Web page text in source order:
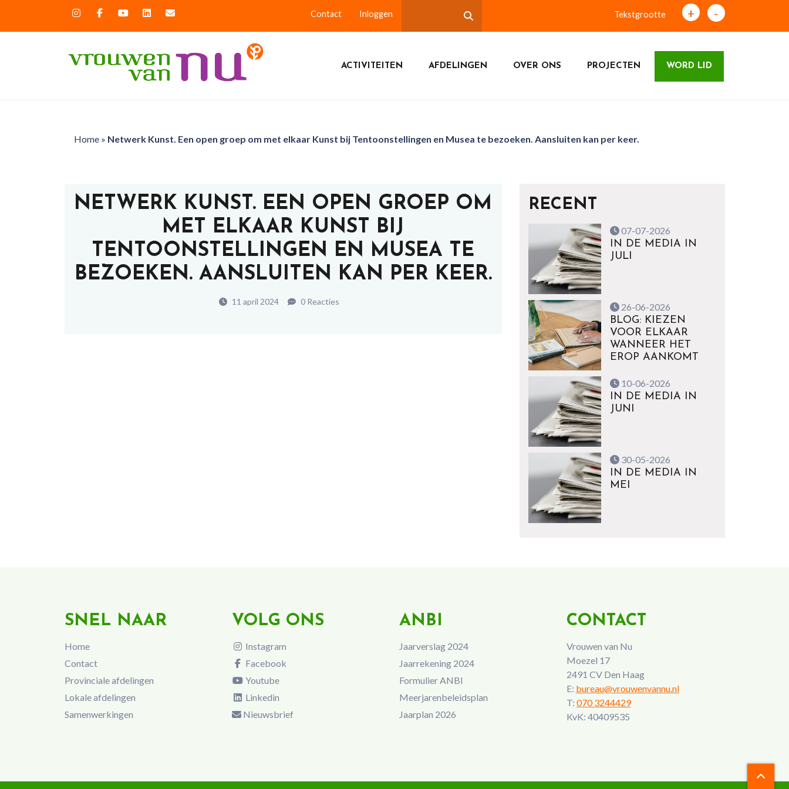
Contact Inloggen Tekstgrootte + -
ACTIVITEITEN AFDELINGEN OVER ONS PROJECTEN WORD LID
Home» Netwerk Kunst. Een open groep om met elkaar Kunst bij Tentoonstellingen en Musea te bezoeken. Aansluiten kan per keer.
NETWERK KUNST. EEN OPEN GROEP OM
MET ELKAAR KUNST BIJ
TENTOONSTELLINGEN EN MUSEA TE
BEZOEKEN. AANSLUITEN KAN PER KEER.
11 april 2024 0 Reacties
RECENT
07-07-2026
IN DE MEDIA IN
JULI
26-06-2026
BLOG: KIEZEN
VOOR ELKAAR
WANNEER HET
EROP AANKOMT
10-06-2026
IN DE MEDIA IN
JUNI
30-05-2026
IN DE MEDIA IN
MEI
SNEL NAAR
Home
Contact
Provinciale afdelingen
Lokale afdelingen
Samenwerkingen
VOLG ONS
Instagram
Facebook
Youtube
Linkedin
Nieuwsbrief
ANBI
Jaarverslag 2024
Jaarrekening 2024
Formulier ANBI
Meerjarenbeleidsplan
Jaarplan 2026
CONTACT
Vrouwen van Nu
Moezel 17
2491 CV Den Haag
E: bureau@vrouwenvannu.nl
T: 070 3244429
KvK: 40409535